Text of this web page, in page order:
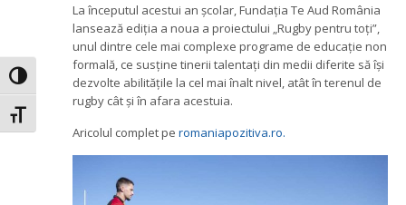
Toggle High Contrast
Toggle Font size
La începutul acestui an școlar, Fundația Te Aud România
lansează ediția a noua a proiectului „Rugby pentru toți”,
unul dintre cele mai complexe programe de educație non
formală, ce susține tinerii talentați din medii diferite să își
dezvolte abilitățile la cel mai înalt nivel, atât în terenul de
rugby cât și în afara acestuia.
Aricolul complet pe romaniapozitiva.ro.